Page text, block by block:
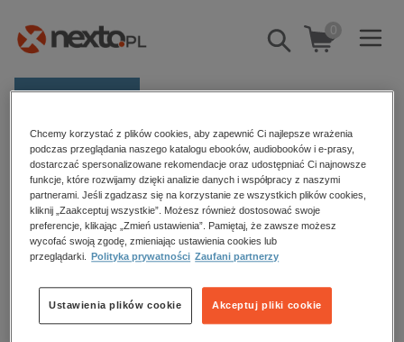
Pokaż/schowaj
wyszukiwarkę
0
E-prasa
Kategorie
Zobacz wszystkie E-prasa
budownictwo, aranżacja wnętrz
biznesowe, branżowe, gospodarka
edukacja
Strona główna Marta Knasicka
Marta Knasicka
Sortowanie Filtrowanie
Chcemy korzystać z plików cookies, aby zapewnić Ci najlepsze wrażenia
podczas przeglądania naszego katalogu ebooków, audiobooków i e-prasy,
dostarczać spersonalizowane rekomendacje oraz udostępniać Ci najnowsze
funkcje, które rozwijamy dzięki analizie danych i współpracy z naszymi
partnerami. Jeśli zgadzasz się na korzystanie ze wszystkich plików cookies,
kliknij „Zaakceptuj wszystkie”. Możesz również dostosować swoje
preferencje, klikając „Zmień ustawienia”. Pamiętaj, że zawsze możesz
wycofać swoją zgodę, zmieniając ustawienia cookies lub
przeglądarki.
Polityka prywatności Zaufani partnerzy
Akceptuj pliki cookie
Ustawienia plików cookie